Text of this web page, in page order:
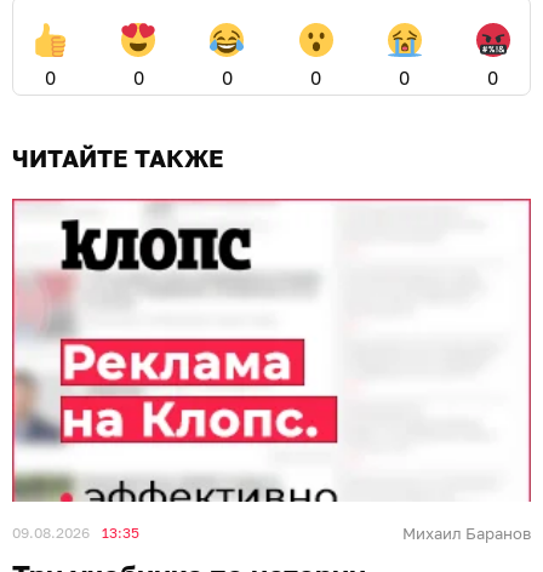
0 0 0 0 0 0
ЧИТАЙТЕ ТАКЖЕ
09.08.2026 13:35 Михаил Баранов